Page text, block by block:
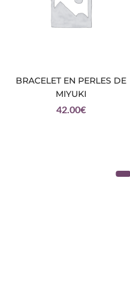
BRACELET EN PERLES DE
MIYUKI
42.00€